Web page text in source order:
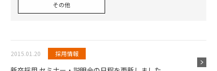
その他
2015.01.20 採用情報